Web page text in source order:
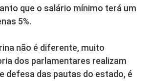
que o salário mínimo terá um
5%.
não é diferente, muito
dos parlamentares realizam
defesa das pautas do estado, é